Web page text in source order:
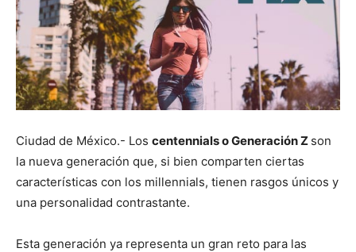
Ciudad de México.- Los centennials o Generación Z son
la nueva generación que, si bien comparten ciertas
características con los millennials, tienen rasgos únicos y
una personalidad contrastante.
Esta generación ya representa un gran reto para las